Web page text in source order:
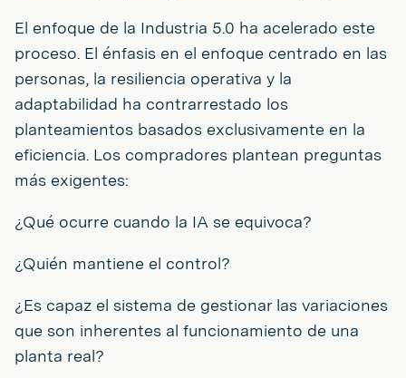
El enfoque de la Industria 5.0 ha acelerado este
proceso. El énfasis en el enfoque centrado en las
personas, la resiliencia operativa y la
adaptabilidad ha contrarrestado los
planteamientos basados exclusivamente en la
eficiencia. Los compradores plantean preguntas
más exigentes:
¿Qué ocurre cuando la IA se equivoca?
¿Quién mantiene el control?
¿Es capaz el sistema de gestionar las variaciones
que son inherentes al funcionamiento de una
planta real?